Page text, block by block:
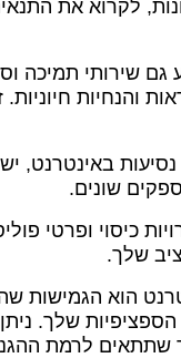
לקרוא את
גם שירותי
והנחיות
באינטרנט,
שונים.
כיסוי
שלך.
הוא
שלך.
לרמת